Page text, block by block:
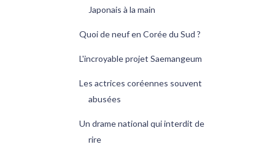
Japonais à la main
Quoi de neuf en Corée du Sud ?
L'incroyable projet Saemangeum
Les actrices coréennes souvent
abusées
Un drame national qui interdit de
rire